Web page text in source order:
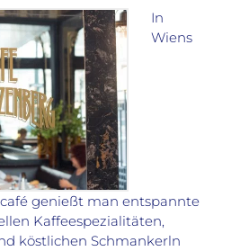
In
Wiens
genießt man entspannte
Kaffeespezialitäten,
köstlichen Schmankerln